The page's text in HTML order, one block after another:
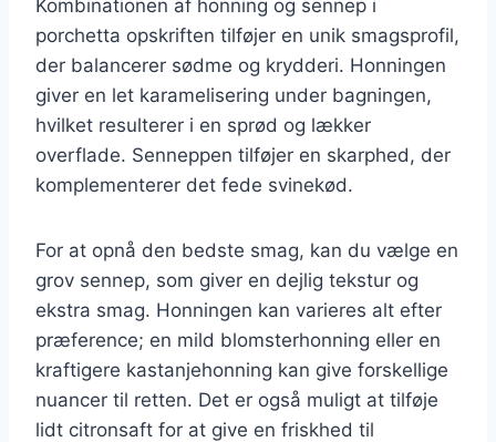
Kombinationen af honning og sennep i
porchetta opskriften tilføjer en unik smagsprofil,
der balancerer sødme og krydderi. Honningen
giver en let karamelisering under bagningen,
hvilket resulterer i en sprød og lækker
overflade. Senneppen tilføjer en skarphed, der
komplementerer det fede svinekød.
For at opnå den bedste smag, kan du vælge en
grov sennep, som giver en dejlig tekstur og
ekstra smag. Honningen kan varieres alt efter
præference; en mild blomsterhonning eller en
kraftigere kastanjehonning kan give forskellige
nuancer til retten. Det er også muligt at tilføje
lidt citronsaft for at give en friskhed til